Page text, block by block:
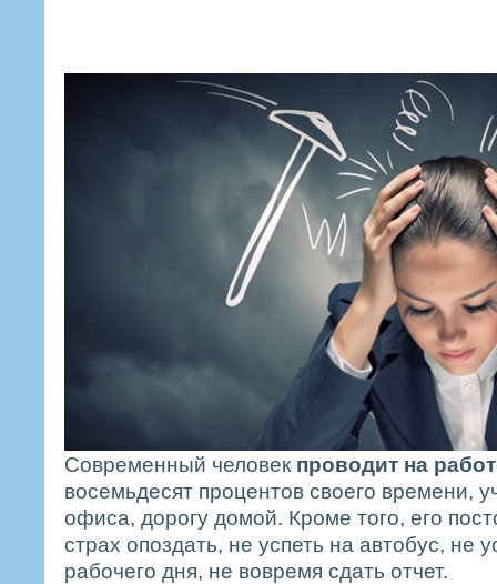
Современный человек проводит на
восемьдесят процентов своего времени,
офиса, дорогу домой. Кроме того, его
страх опоздать, не успеть на автобус, не
рабочего дня, не вовремя сдать отчет.